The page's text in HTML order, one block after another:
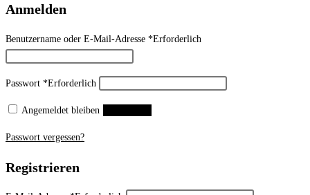
Anmelden
Benutzername oder E-Mail-Adresse *Erforderlich
Passwort *Erforderlich
Angemeldet bleiben
Passwort vergessen?
Registrieren